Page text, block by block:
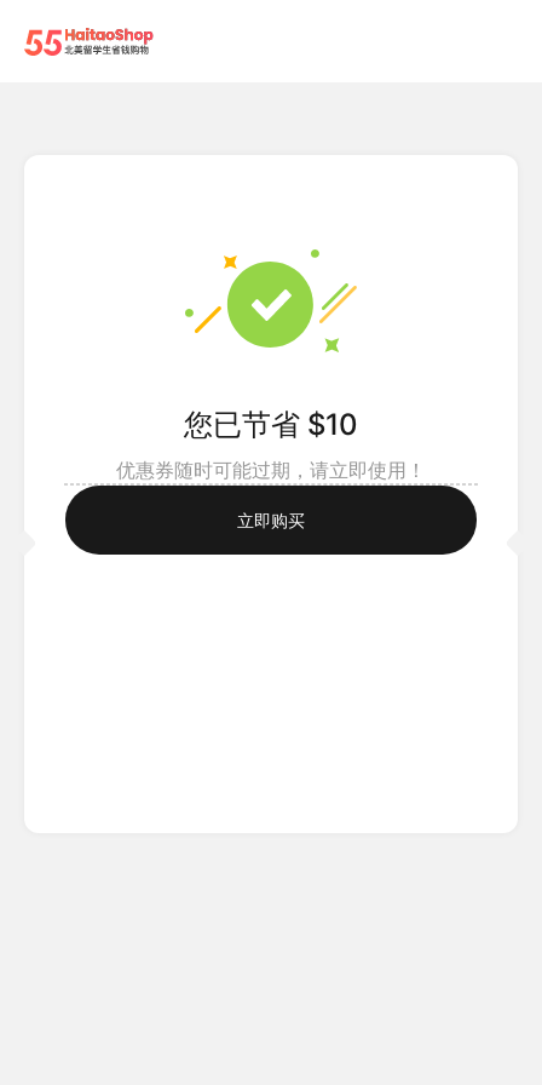
您已节省 $10
优惠券随时可能过期，请立即使用！
立即购买